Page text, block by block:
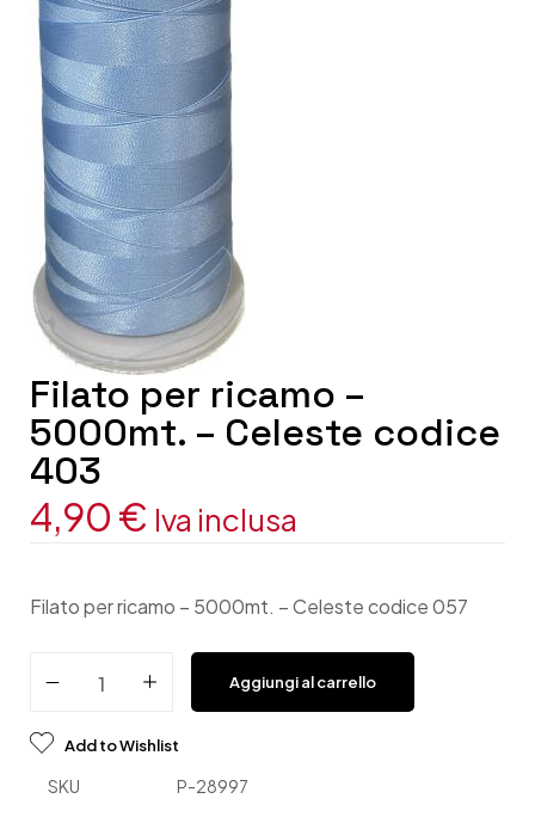
Filato per ricamo –
5000mt. – Celeste codice
403
4,90 € Iva inclusa
Filato per ricamo – 5000mt. – Celeste codice 057
Aggiungi al carrello
Add to Wishlist
SKU P-28997